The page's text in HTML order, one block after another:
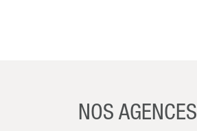
NOS AGENCES